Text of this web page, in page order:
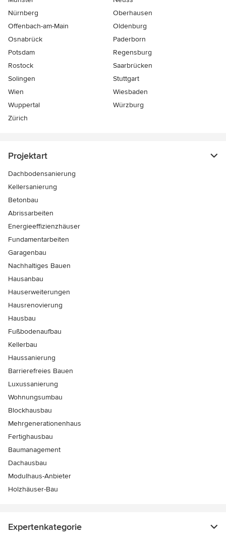
Nürnberg
Oberhausen
Offenbach-am-Main
Oldenburg
Osnabrück
Paderborn
Potsdam
Regensburg
Rostock
Saarbrücken
Solingen
Stuttgart
Wien
Wiesbaden
Wuppertal
Würzburg
Zürich
Projektart
Dachbodensanierung
Kellersanierung
Betonbau
Abrissarbeiten
Energieeffizienzhäuser
Fundamentarbeiten
Garagenbau
Nachhaltiges Bauen
Hausanbau
Hauserweiterungen
Hausrenovierung
Hausbau
Fußbodenaufbau
Kellerbau
Haussanierung
Barrierefreies Bauen
Luxussanierung
Wohnungsumbau
Blockhausbau
Mehrgenerationenhaus
Fertighausbau
Baumanagement
Dachausbau
Modulhaus-Anbieter
Holzhäuser-Bau
Expertenkategorie